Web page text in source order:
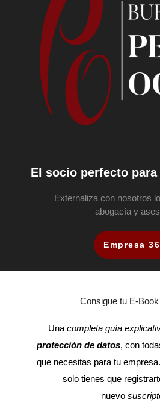
El socio perfecto
Externaliza con nosotros
abogacía y
Empresa
Consigue tu E-
Una completa guía
protección de datos, con
que necesitas para tu empresa.
solo tienes que
nuevo